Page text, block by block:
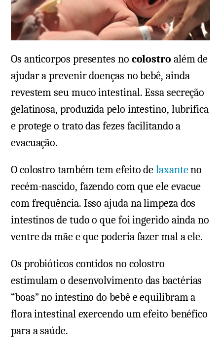
Os anticorpos presentes no colostro além de
ajudar a prevenir doenças no bebê, ainda
revestem seu muco intestinal. Essa secreção
gelatinosa, produzida pelo intestino, lubrifica
e protege o trato das fezes facilitando a
evacuação.
O colostro também tem efeito delaxanteno
recém-nascido, fazendo com que ele evacue
com frequência. Isso ajuda na limpeza dos
intestinos de tudo o que foi ingerido ainda no
ventre da mãe e que poderia fazer mal a ele.
Os probióticos contidos no colostro
estimulam o desenvolvimento das bactérias
“boas” no intestino do bebê e equilibram a
flora intestinal exercendo um efeito benéfico
para a saúde.